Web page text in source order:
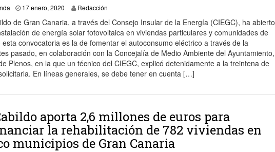
17 enero, 2020 19 enero, 2020
Redacción
de Gran Canaria, a través del Consejo Insular de la Energía (CIEGC), ha abierto
de energía solar fotovoltaica en viviendas particulares y comunidades de
convocatoria es la de fomentar el autoconsumo eléctrico a través de la
pasado, en colaboración con la Concejalía de Medio Ambiente del Ayuntamiento,
Plenos, en la que un técnico del CIEGC, explicó detenidamente a la treintena de
En líneas generales, se debe tener en cuenta […]
aporta 2,6 millones de euros para
la rehabilitación de 782 viviendas en
municipios de Gran Canaria